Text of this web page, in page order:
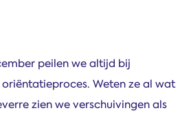
peilen we altijd bij
oriëntatieproces. Weten ze al wat
zien we verschuivingen als